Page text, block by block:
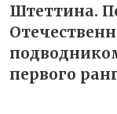
Штеттина.
первого